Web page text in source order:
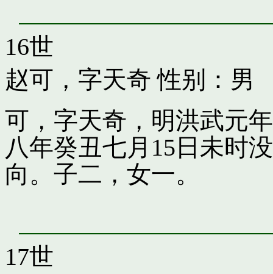
16世
赵可，字天奇 性别：男
可，字天奇，明洪武元
八年癸丑七月15日未时
向。子二，女一。
17世